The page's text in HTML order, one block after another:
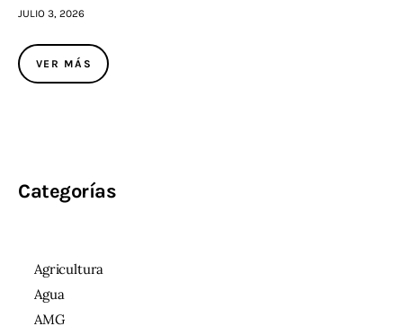
JULIO 3, 2026
VER MÁS
Categorías
Agricultura
Agua
AMG